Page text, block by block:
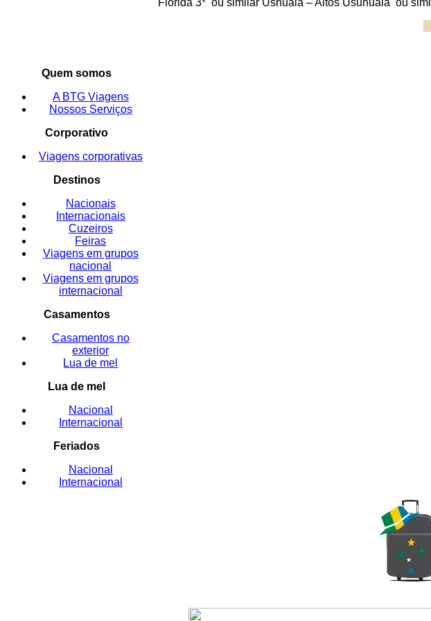
Florida 3* ou similar Ushuaia – Altos Usuhuaia ou
Quem somos
A BTG Viagens
Nossos Serviços
Corporativo
Viagens corporativas
Destinos
Nacionais
Internacionais
Cuzeiros
Feiras
Viagens em grupos
nacional
Viagens em grupos
internacional
Casamentos
Casamentos no
exterior
Lua de mel
Lua de mel
Nacional
Internacional
Feriados
Nacional
Internacional